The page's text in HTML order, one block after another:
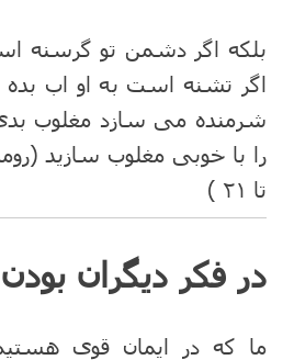
بلکه اگر دشمن تو گرسنه
اگر تشنه است به او اب بده
شرمنده می سازد مغلوب
تا ۲۱ )
در فکر دیگران بودن
ما که در ایمان قوی